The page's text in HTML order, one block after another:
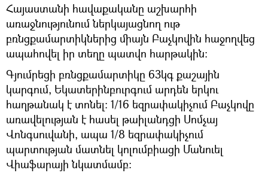
Հայաստանի հավաքականը աշխարհի
առաջնությունում ներկայացնող ութ
բռնցքամարտիկներից միայն Բաչկովին հաջողվեց
ապահովել իր տեղը պատվո հարթակին:
Գյումրեցի բռնցքամարտիկը 63կգ քաշային
կարգում, Եկատերինբուրգում արդեն երկու
հաղթանակ է տոնել: 1/16 եզրափակիչում Բաչկովը
առավելության է հասել թաիլանդցի Սոմչայ
Վոնգսուվանի, ապա 1/8 եզրափակիչում
պարտության մատնել կոլումբիացի Մանուել
Վիաֆարայի նկատմամբ: